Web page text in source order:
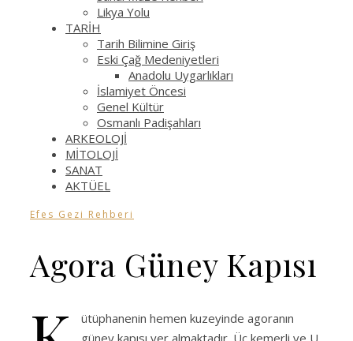
Likya Yolu
TARİH
Tarih Bilimine Giriş
Eski Çağ Medeniyetleri
Anadolu Uygarlıkları
İslamiyet Öncesi
Genel Kültür
Osmanlı Padişahları
ARKEOLOJİ
MİTOLOJİ
SANAT
AKTÜEL
Efes Gezi Rehberi
Agora Güney Kapısı
ütüphanenin hemen kuzeyinde agoranın
güney kapısı yer almaktadır. Üç kemerli ve U